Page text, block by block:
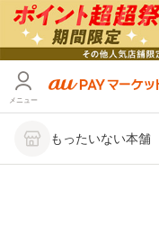
メニュー
もったいない本舗